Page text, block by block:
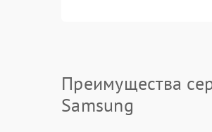
Преимущества
Samsung